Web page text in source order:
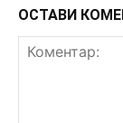
ОСТАВИ